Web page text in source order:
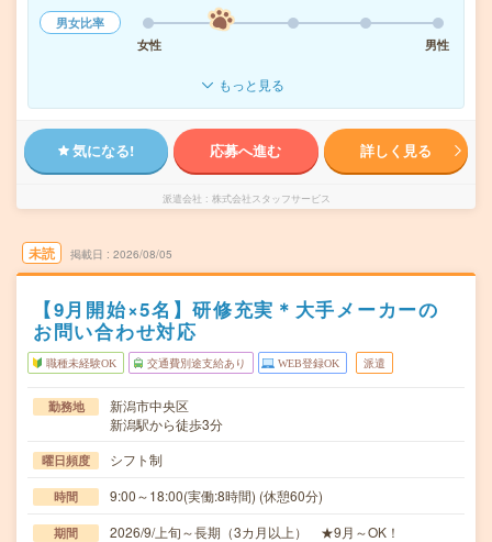
男女比率
女性
男性
もっと見る
気になる! 応募へ進む 詳しく見る
派遣会社 株式会社スタッフサービス
未読 掲載日 2026/08/05
【9月開始×5名】研修充実＊大手メーカーの
お問い合わせ対応
職種未経験OK 交通費別途支給あり WEB登録OK 派遣
勤務地
新潟市中央区
新潟駅から徒歩3分
曜日頻度 シフト制
時間 9:00～18:00(実働:8時間) (休憩60分)
期間 2026/9/上旬～長期（3カ月以上） ★9月～OK！